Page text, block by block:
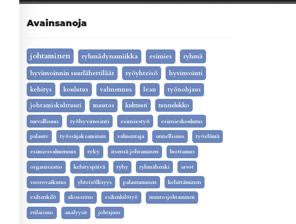
Avainsanoja
johtaminen ryhmädynamiikka esimies
ryhmä
hyvinvoinnin suurlähettiläät
työyhteisö
hyvinvointi
kehitys
koulutus valmennus lean
työnohjaus
johtamiskulttuuri
muutos kulttuuri
tunnelukko
turvallisuus
työhyvinvointi esimiestyö esimieskoulutus
palaute työssäjaksaminen valmentaja onnellisuus työelämä
esimiesvalmennus tyky itsensä johtaminen luottamus
organisaatio kehityspäivä tyhy ryhmähenki arvot
vuorovaikutus yhteisöllisyys palautuminen
kehittäminen
esihenkilö
alisuoritus esihenkilötyö muutosjohtaminen
erilaisuus analyysit johtajuus